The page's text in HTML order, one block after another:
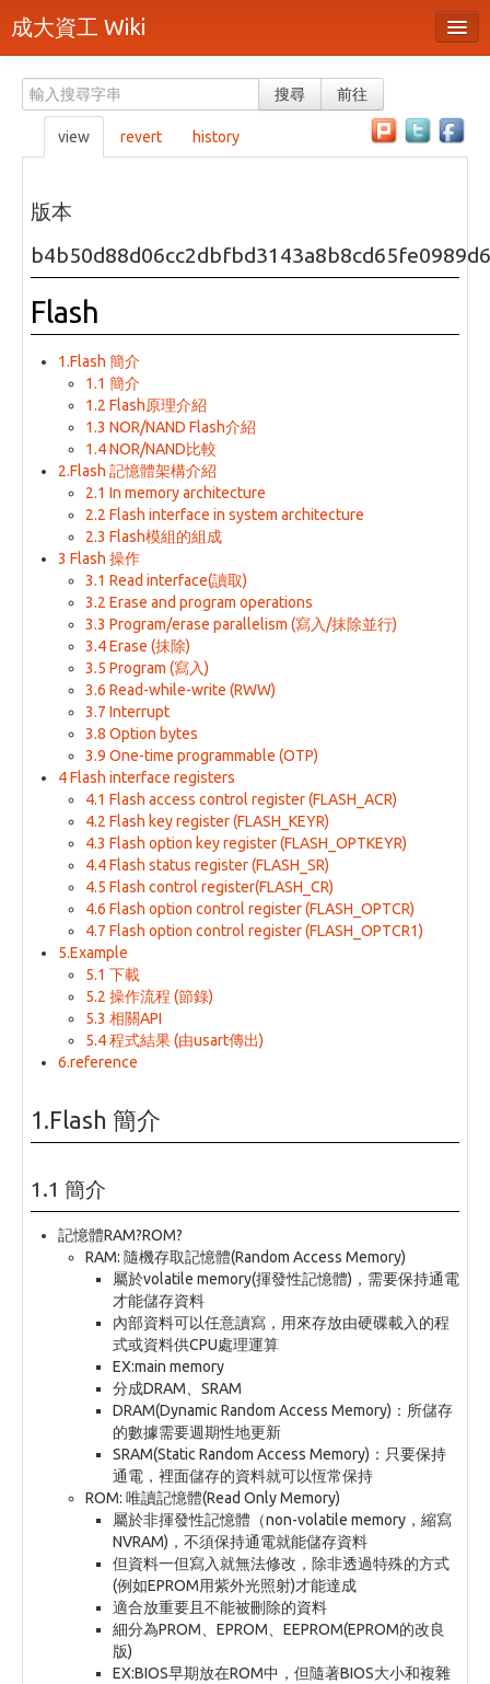
成大資工 Wiki
分類
隨機頁面
最近活動
上傳檔案
頁面原始檔
可列印版本
刪除本頁
登入 / 註冊帳號
搜尋 前往
view revert history
版本
Flash
1.Flash 簡介
1.1 簡介
1.2 Flash原理介紹
1.3 NOR/NAND Flash介紹
1.4 NOR/NAND比較
2.Flash 記憶體架構介紹
2.1 In memory architecture
2.2 Flash interface in system architecture
2.3 Flash模組的組成
3 Flash 操作
3.1 Read interface(讀取)
3.2 Erase and program operations
3.3 Program/erase parallelism (寫入/抹除並行)
3.4 Erase (抹除)
3.5 Program (寫入)
3.6 Read-while-write (RWW)
3.7 Interrupt
3.8 Option bytes
3.9 One-time programmable (OTP)
4 Flash interface registers
4.1 Flash access control register (FLASH_ACR)
4.2 Flash key register (FLASH_KEYR)
4.3 Flash option key register (FLASH_OPTKEYR)
4.4 Flash status register (FLASH_SR)
4.5 Flash control register(FLASH_CR)
4.6 Flash option control register (FLASH_OPTCR)
4.7 Flash option control register (FLASH_OPTCR1)
5.Example
5.1 下載
5.2 操作流程 (節錄)
5.3 相關API
5.4 程式結果 (由usart傳出)
6.reference
1.Flash 簡介
1.1 簡介
記憶體RAM?ROM?
RAM: 隨機存取記憶體(Random Access Memory)
屬於volatile memory(揮發性記憶體)，需要保持通電
才能儲存資料
內部資料可以任意讀寫，用來存放由硬碟載入的程
式或資料供CPU處理運算
EX:main memory
分成DRAM、SRAM
DRAM(Dynamic Random Access Memory)：所儲存
的數據需要週期性地更新
SRAM(Static Random Access Memory)：只要保持
通電，裡面儲存的資料就可以恆常保持
ROM: 唯讀記憶體(Read Only Memory)
屬於非揮發性記憶體（non-volatile memory，縮寫
NVRAM)，不須保持通電就能儲存資料
但資料一但寫入就無法修改，除非透過特殊的方式
(例如EPROM用紫外光照射)才能達成
適合放重要且不能被刪除的資料
細分為PROM、EPROM、EEPROM(EPROM的改良
版)
EX:BIOS早期放在ROM中，但隨著BIOS大小和複雜